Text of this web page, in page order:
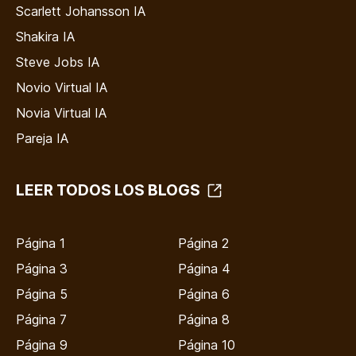
Scarlett Johansson IA
Shakira IA
Steve Jobs IA
Novio Virtual IA
Novia Virtual IA
Pareja IA
LEER TODOS LOS BLOGS
Página 1
Página 2
Página 3
Página 4
Página 5
Página 6
Página 7
Página 8
Página 9
Página 10